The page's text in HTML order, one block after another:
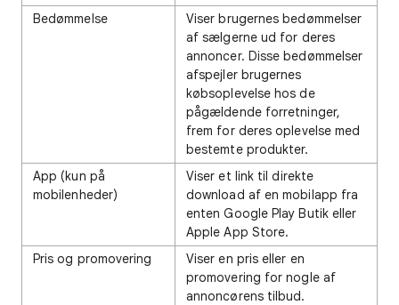
Bedømmelse
Viser brugernes bedømmelser
af sælgerne ud for deres
annoncer. Disse bedømmelser
afspejler brugernes
købsoplevelse hos de
pågældende forretninger,
frem for deres oplevelse med
bestemte produkter.
App (kun på
mobilenheder)
Viser et link til direkte
download af en mobilapp fra
enten Google Play Butik eller
Apple App Store.
Pris og promovering
Viser en pris eller en
promovering for nogle af
annoncørens tilbud.